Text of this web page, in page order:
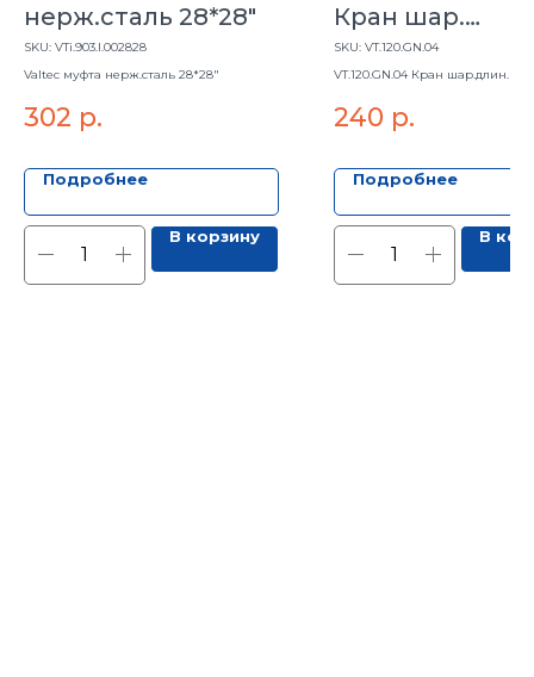
нерж.сталь 28*28"
SKU: VTi.903.I.002828
Valtec муфта нерж.сталь 28*28"
302 р.
Подробнее
В корзину
Кран шар.
СТАНДАРТ,
длинная
1/2", вн.-вн.
SKU: VT.120.GN.04
VT.120.GN.04 Кран шар.длин.
240 р.
Подробнее
В